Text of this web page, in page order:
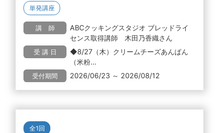
単発講座
講 師
ABCクッキングスタジオ ブレッドライ
センス取得講師 木田乃香織さん
受 講 日
◆8/27（木）クリームチーズあんぱん
（米粉...
受付期間 2026/06/23 ～ 2026/08/12
全1回